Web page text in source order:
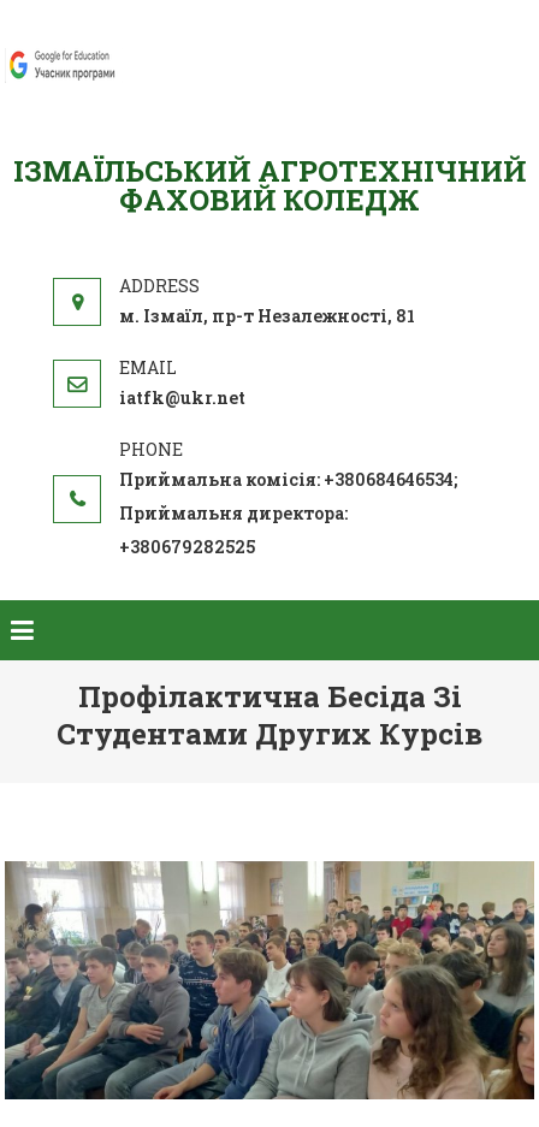
ІЗМАЇЛЬСЬКИЙ АГРОТЕХНІЧНИЙ
ФАХОВИЙ КОЛЕДЖ
м. Ізмаїл, пр-т Незалежності, 81
iatfk@ukr.net
Приймальна комісія: +380684646534;
Приймальня директора:
+380679282525
Профілактична Бесіда Зі
Студентами Других Курсів